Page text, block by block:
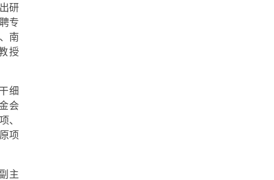
研
专
南
授
细
会
、
项
主